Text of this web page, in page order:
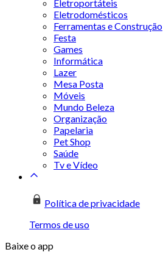
Eletroportáteis
Eletrodomésticos
Ferramentas e Construção
Festa
Games
Informática
Lazer
Mesa Posta
Móveis
Mundo Beleza
Organização
Papelaria
Pet Shop
Saúde
Tv e Vídeo
Política de privacidade
Termos de uso
Baixe o app